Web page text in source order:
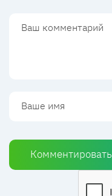
Комментировать